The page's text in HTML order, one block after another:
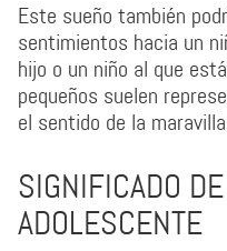
Este sueño también
sentimientos hacia un
hijo o un niño al que
pequeños suelen
el sentido de la
SIGNIFICADO
ADOLESCENTE